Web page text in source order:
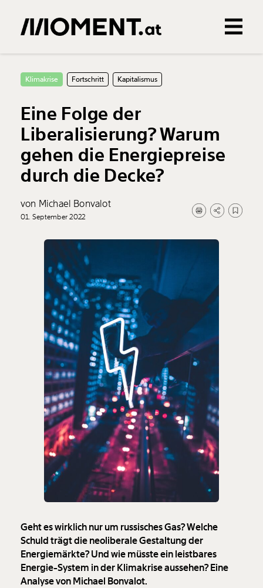
0Treffer
Klimakrise Fortschritt Kapitalismus
Eine Folge der
Liberalisierung? Warum
gehen die Energiepreise
durch die Decke?
von Michael Bonvalot
01. September 2022
Geht es wirklich nur um russisches Gas? Welche
Schuld trägt die neoliberale Gestaltung der
Energiemärkte? Und wie müsste ein leistbares
Energie-System in der Klimakrise aussehen? Eine
Analyse von Michael Bonvalot.